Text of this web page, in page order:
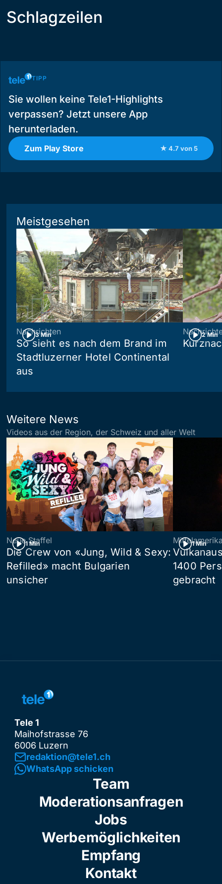
Schlagzeilen
TIPP
Sie wollen keine Tele1-Highlights
verpassen? Jetzt unsere App
herunterladen.
Zum Play Store ★ 4.7 von 5
Meistgesehen
3 Min
Nachrichten
So sieht es nach dem Brand im
Stadtluzerner Hotel Continental
aus
2 Min
Weitere News
Videos aus der Region, der Schweiz und aller Welt
1 Min
Neue Staffel
Die Crew von «Jung, Wild & Sexy:
Refilled» macht Bulgarien
unsicher
1 Min
1400
gebracht
Tele 1
Maihofstrasse 76
6006 Luzern
redaktion@tele1.ch
WhatsApp schicken
Team
Moderationsanfragen
Jobs
Werbemöglichkeiten
Empfang
Kontakt